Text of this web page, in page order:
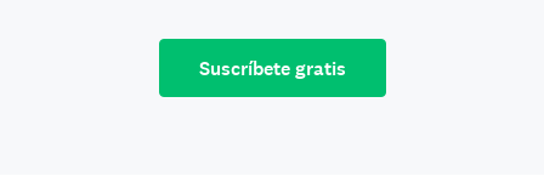
Suscríbete gratis